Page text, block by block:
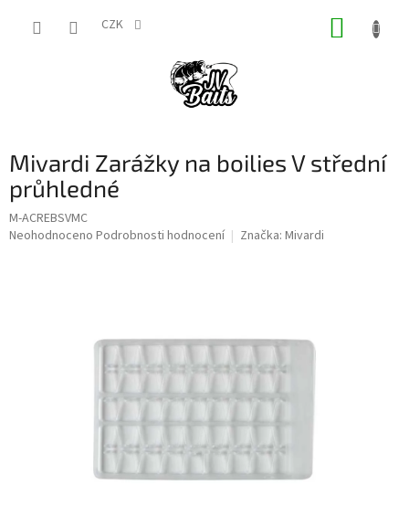
CZK
Mivardi Zarážky na boilies V střední
průhledné
M-ACREBSVMC
Průměrné
Neohodnoceno Podrobnosti hodnocení Značka: Mivardi